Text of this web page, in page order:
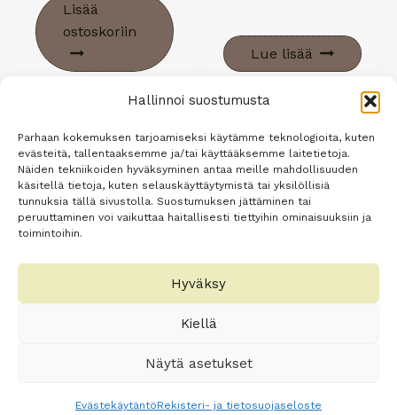
Hallinnoi suostumusta
Parhaan kokemuksen tarjoamiseksi käytämme teknologioita, kuten
evästeitä, tallentaaksemme ja/tai käyttääksemme laitetietoja.
Näiden tekniikoiden hyväksyminen antaa meille mahdollisuuden
käsitellä tietoja, kuten selauskäyttäytymistä tai yksilöllisiä
tunnuksia tällä sivustolla. Suostumuksen jättäminen tai
peruuttaminen voi vaikuttaa haitallisesti tiettyihin ominaisuuksiin ja
toimintoihin.
Hyväksy
Kiellä
Näytä asetukset
EvästekäytäntöRekisteri- ja tietosuojaseloste
Lisää
ostoskoriin
Lue lisää
Virkistävä ja ihoa hellivä
kiinteä pesupala –